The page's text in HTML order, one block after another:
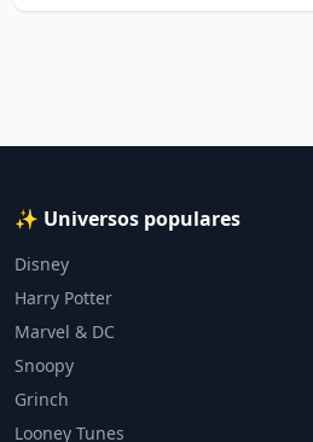
✨ Universos populares
Disney
Harry Potter
Marvel & DC
Snoopy
Grinch
Looney Tunes